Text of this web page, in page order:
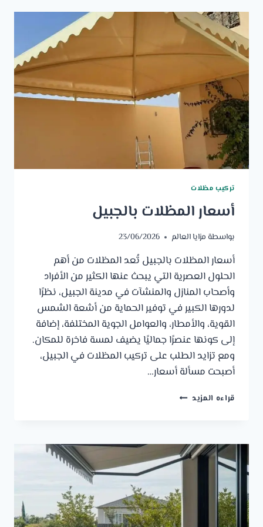
تركيب مظلات
أسعار المظلات بالجبيل
بواسطة مزايا العالم 23/06/2026
أسعار المظلات بالجبيل تُعد المظلات من أهم
الحلول العصرية التي يبحث عنها الكثير من الأفراد
وأصحاب المنازل والمنشآت في مدينة الجبيل، نظرًا
لدورها الكبير في توفير الحماية من أشعة الشمس
القوية، والأمطار، والعوامل الجوية المختلفة، إضافة
إلى كونها عنصرًا جماليًا يضيف لمسة فاخرة للمكان.
ومع تزايد الطلب على تركيب المظلات في الجبيل،
أصبحت مسألة أسعار…
قراءه المزيد أسعار